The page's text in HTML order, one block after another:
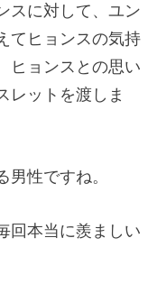
スに対して、ユン
てヒョンスの気持
ヒョンスとの思い
レットを渡しま
性ですね。
回本当に羨ましい